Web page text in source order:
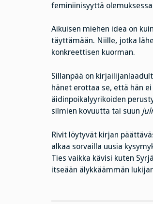
feminiinisyyttä
Aikuisen miehen idea on
täyttämään. Niille, jotka
konkreettisen kuorman.
Sillanpää on
hänet erottaa se, että hän
äidinpoikalyyrikoiden
silmien kovuutta tai suun
Rivit löytyvät kirjan
alkaa sorvailla uusia
Ties vaikka kävisi kuten
itseään älykkäämmän